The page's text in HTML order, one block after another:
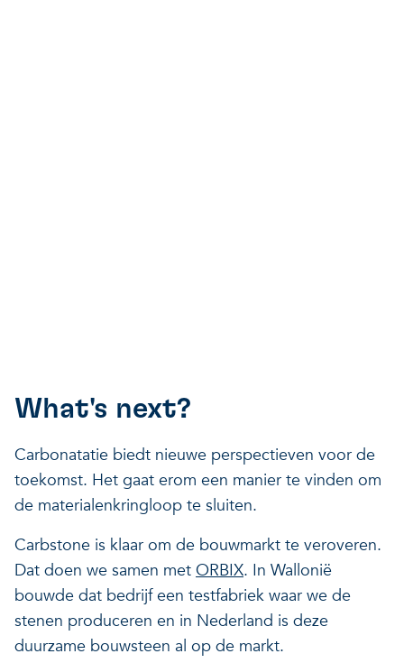
What's next?
Carbonatatie biedt nieuwe perspectieven voor de
toekomst. Het gaat erom een manier te vinden om
de materialenkringloop te sluiten.
Carbstone is klaar om de bouwmarkt te veroveren.
Dat doen we samen met ORBIX. In Wallonië
bouwde dat bedrijf een testfabriek waar we de
stenen produceren en in Nederland is deze
duurzame bouwsteen al op de markt.